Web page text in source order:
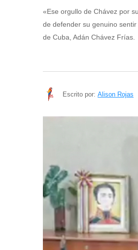
«Ese orgullo de Chávez por
de defender su genuino
de Cuba, Adán Chávez Frías.
Escrito por: Alison Rojas